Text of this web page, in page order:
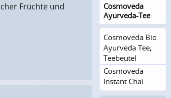
Früchte und
Cosmoveda
Ayurveda-Tee
Cosmoveda Bio
Ayurveda Tee,
Teebeutel
Cosmoveda
Instant Chai